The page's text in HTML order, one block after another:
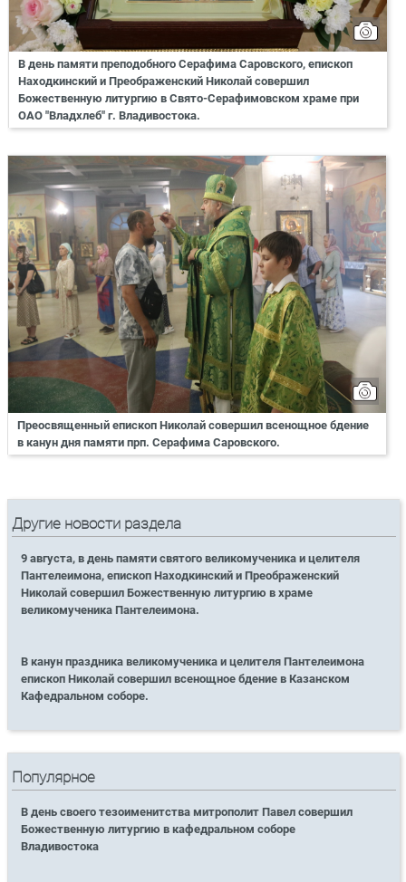
В день памяти преподобного Серафима Саровского, епископ
Находкинский и Преображенский Николай совершил
Божественную литургию в Свято-Серафимовском храме при
ОАО "Владхлеб" г. Владивостока.
Преосвященный епископ Николай совершил всенощное бдение
в канун дня памяти прп. Серафима Саровского.
Другие новости раздела
9 августа, в день памяти святого великомученика и целителя
Пантелеимона, епископ Находкинский и Преображенский
Николай совершил Божественную литургию в храме
великомученика Пантелеимона.
В канун праздника великомученика и целителя Пантелеимона
епископ Николай совершил всенощное бдение в Казанском
Кафедральном соборе.
Популярное
В день своего тезоименитства митрополит Павел совершил
Божественную литургию в кафедральном соборе
Владивостока